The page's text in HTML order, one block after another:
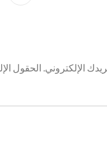
الإلكتروني. الحقول